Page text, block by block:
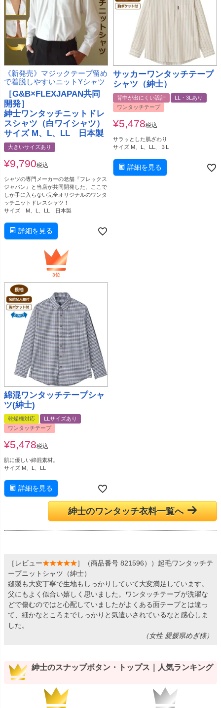
《新発売》マジックテープ留め
で着脱しやすいニットYシャツ
［G&B×FLEXJAPAN共同
開発］
紳士ワンタッチニットドレ
スシャツ（白ワイシャツ）
サイズ M、L、LL 日本製
大きいサイズあり
¥9,790税込
シャツの専門メーカーの老舗『フレックス
ジャパン』と当店が共同開発した、ここで
しか手に入らない完全オリジナルのワンタ
ッチニットドレスシャツ！
サイズ M、L、LL 日本製
詳細を見る
サッカーワンタッチテープ
シャツ（紳士）
背中が出にくい設計
LL・3Lあり
ワンタッチテープ
¥5,478税込
サラッとした肌ざわり
サイズ M、L、LL、３L
詳細を見る
綿混ワンタッチテープシャ
ツ(紳士)
乾燥機対応
LLサイズあり
ワンタッチテープ
¥5,478税込
肌に優しい綿混素材。
サイズ M、L、LL
詳細を見る
紳士のワンタッチ衣料一覧へ
［レビュー★★★★★］（商品番号 821596））起毛ワンタッチテ
ープニットシャツ（紳士）
縫製も大変丁寧で生地もしっかりしていて大変満足しています。
父にもよく似合い嬉しく思いました。ワンタッチテープが洗濯な
どで傷むのではと心配していましたがよくある面テープとは違っ
て、細かなところまでしっかりと気遣いされているなと感心しま
した。
（女性 愛媛県めぎ様）
紳士のスナップボタン・トップス｜人気ランキング